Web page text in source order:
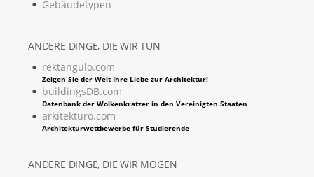
Gebäudetypen
ANDERE DINGE, DIE WIR TUN
rektangulo.com
Zeigen Sie der Welt Ihre Liebe zur Architektur!
buildingsDB.com
Datenbank der Wolkenkratzer in den Vereinigten Staaten
arkitekturo.com
Architekturwettbewerbe für Studierende
ANDERE DINGE, DIE WIR MÖGEN